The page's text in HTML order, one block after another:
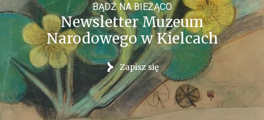
BĄDŹ NA BIEŻĄCO
Newsletter Muzeum
Narodowego w Kielcach
Zapisz się